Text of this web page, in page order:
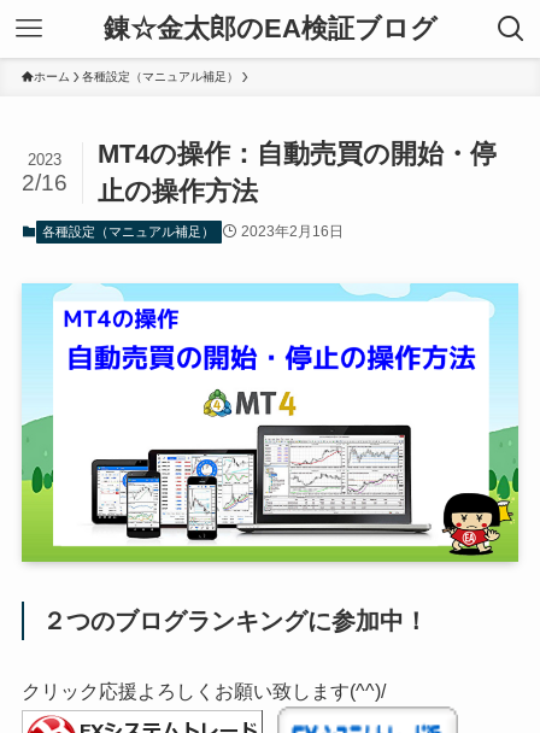
錬☆金太郎のEA検証ブログ
ホーム 各種設定（マニュアル補足）
MT4の操作：自動売買の開始・停
止の操作方法
2023
2/16
各種設定（マニュアル補足） 2023年2月16日
２つのブログランキングに参加中！
クリック応援よろしくお願い致します(^^)/